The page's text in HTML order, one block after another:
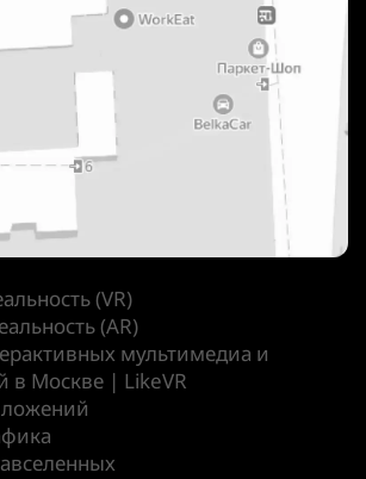
(VR)
(AR)
мультимедиа и
в Москве | LikeVR